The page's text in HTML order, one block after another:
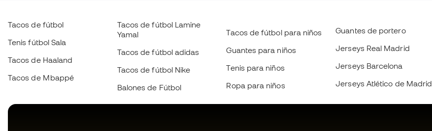
Tacos de fútbol
Tenis fútbol Sala
Tacos de Haaland
Tacos de Mbappé
Tacos de fútbol Lamine
Yamal
Tacos de fútbol adidas
Tacos de fútbol Nike
Balones de Fútbol
Tacos de fútbol para niños
Guantes para niños
Tenis para niños
Ropa para niños
Guantes de portero
Jerseys Real Madrid
Jerseys Barcelona
Jerseys Atlético de Madrid